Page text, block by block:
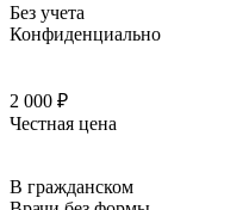
Без учета
Конфиденциально
2 000 ₽
Честная цена
В гражданском